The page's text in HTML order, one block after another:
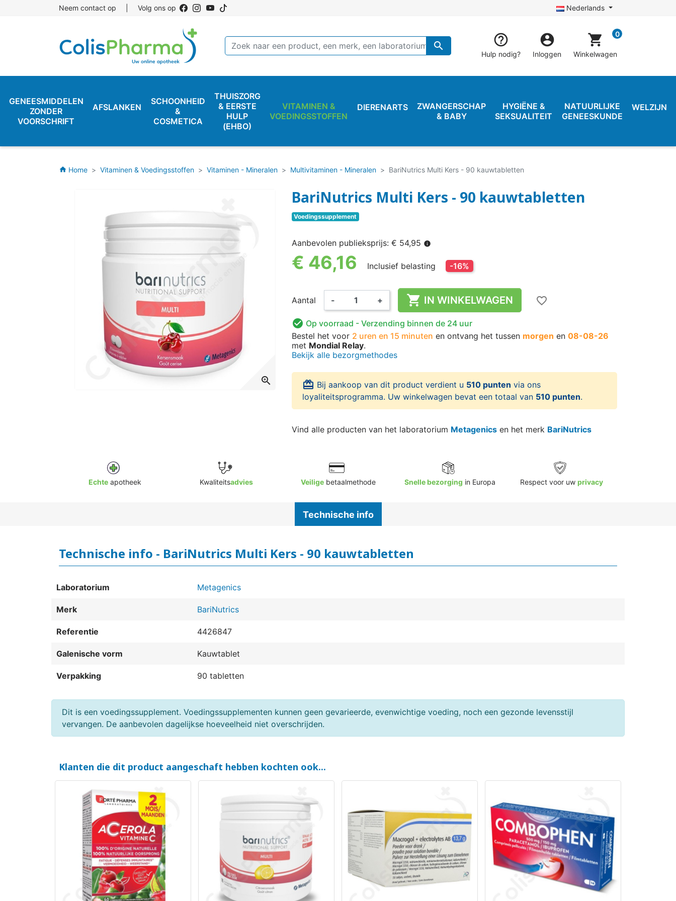
Neem contact op Volg ons op Nederlands
 
Hulp nodig?

Inloggen
shopping_cart 0
Winkelwagen
GENEESMIDDELEN
ZONDER
VOORSCHRIFT
AFSLANKEN
SCHOONHEID
&
COSMETICA
THUISZORG
& EERSTE
HULP
(EHBO)
VITAMINEN &
VOEDINGSSTOFFEN
DIERENARTS
ZWANGERSCHAP
& BABY
HYGIËNE &
SEKSUALITEIT
NATUURLIJKE
GENEESKUNDE
WELZIJN
home Home Vitaminen & Voedingsstoffen Vitaminen - Mineralen Multivitaminen - Mineralen BariNutrics Multi Kers - 90 kauwtabletten
zoom_in
BariNutrics Multi Kers - 90 kauwtabletten
Voedingssupplement
Aanbevolen publieksprijs: € 54,95 info
€ 46,16 Inclusief belasting -16%
Aantal - +  IN WINKELWAGEN
favorite_border
 Op voorraad - Verzending binnen de 24 uur
Bestel het voor 2 uren en 15 minuten en ontvang het tussen morgen en 08-08-26
met Mondial Relay.
Bekijk alle bezorgmethodes
card_giftcard Bij aankoop van dit product verdient u 510 punten via ons
loyaliteitsprogramma. Uw winkelwagen bevat een totaal van 510 punten.
Vind alle producten van het laboratorium Metagenicsen het merk BariNutrics
Echteapotheek Kwaliteitsadvies Veiligebetaalmethode Snelle bezorging in Europa Respect voor uw privacy
Technische info
Technische info - BariNutrics Multi Kers - 90 kauwtabletten
Laboratorium Metagenics
Merk BariNutrics
Referentie 4426847
Galenische vorm Kauwtablet
Verpakking 90 tabletten
Dit is een voedingssupplement. Voedingssupplementen kunnen geen gevarieerde, evenwichtige voeding, noch een gezonde levensstijl
vervangen. De aanbevolen dagelijkse hoeveelheid niet overschrijden.
Klanten die dit product aangeschaft hebben kochten ook...